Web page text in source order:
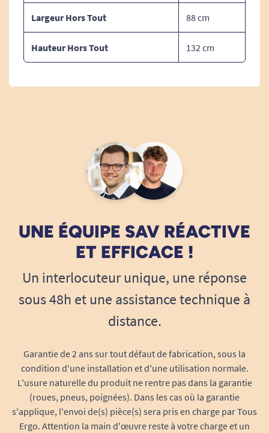
totalement la manivelle de crémaillère dans le
bloc assise. L'usure prématurée de la pièce en
garantie.
Largeur Hors Tout 88 cm
Hauteur Hors Tout 132 cm
UNE ÉQUIPE SAV RÉACTIVE
ET EFFICACE !
Un interlocuteur unique, une réponse
sous 48h et une assistance technique à
distance.
Garantie de 2 ans sur tout défaut de fabrication, sous la
condition d'une installation et d'une utilisation normale.
L'usure naturelle du produit ne rentre pas dans la garantie
(roues, pneus, poignées). Dans les cas où la garantie
s'applique, l'envoi de(s) pièce(s) sera pris en charge par Tous
Ergo. Attention la main d'œuvre reste à votre charge et un